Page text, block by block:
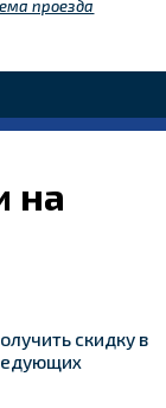
проезда
на
скидку в